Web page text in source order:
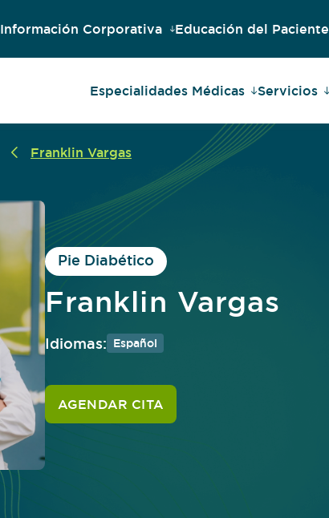
Información Corporativa Educación del Paciente
Especialidades Médicas Servicios
Franklin Vargas
Pie Diabético
Franklin Vargas
Idiomas: Español
AGENDAR CITA